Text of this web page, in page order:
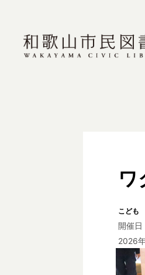
ワ
こども
開催日
2026